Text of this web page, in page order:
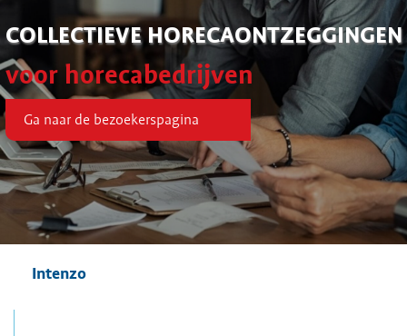
COLLECTIEVE HORECAONTZEGGINGEN
voor horecabedrijven
Ga naar de bezoekerspagina
Intenzo